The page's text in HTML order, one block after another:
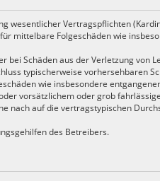
wesentlicher Vertragspflichten
mittelbare Folgeschäden wie
Schäden aus der Verletzung von
typischerweise vorhersehbaren
wie insbesondere
vorsätzlichem oder grob
nach auf die vertragstypischen
des Betreibers.